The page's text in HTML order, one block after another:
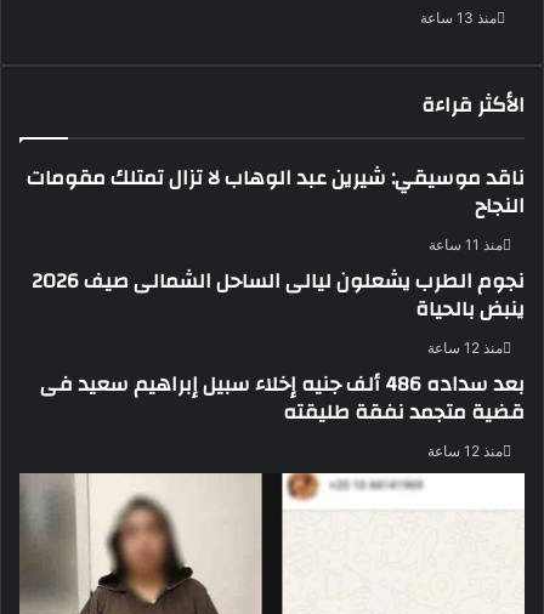
منذ 13 ساعة
الأكثر قراءة
ناقد موسيقي: شيرين عبد الوهاب لا تزال تمتلك مقومات
النجاح
منذ 11 ساعة
نجوم الطرب يشعلون ليالى الساحل الشمالى صيف 2026
ينبض بالحياة
منذ 12 ساعة
بعد سداده 486 ألف جنيه إخلاء سبيل إبراهيم سعيد فى
قضية متجمد نفقة طليقته
منذ 12 ساعة